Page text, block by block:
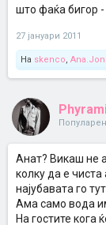
што фаќа бигор -
27 јануари 2011
На skenco,
Анат? Викаш не
колку да е
најубавата го
Ама само вода
На гостите кога